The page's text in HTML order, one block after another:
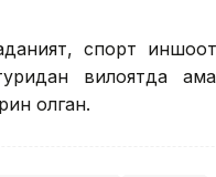
спорт
вилоятда
олган.